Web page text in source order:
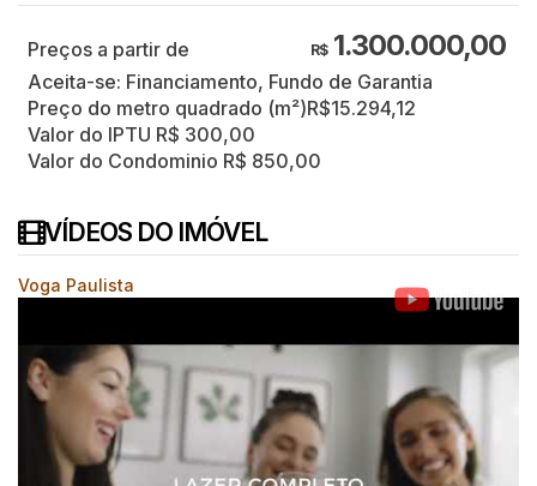
R$1.300.000,00
Aceita-se: Financiamento, Fundo de Garantia
Preço do metro quadrado (m²)R$15.294,12
Valor do IPTU R$ 300,00
Valor do Condominio R$ 850,00
VÍDEOS DO IMÓVEL
Voga Paulista